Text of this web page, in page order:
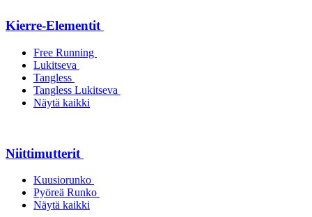
Kierre-Elementit
Free Running
Lukitseva
Tangless
Tangless Lukitseva
Näytä kaikki
Niittimutterit
Kuusiorunko
Pyöreä Runko
Näytä kaikki